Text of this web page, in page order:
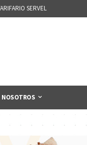
SERVEL
NOSOTROS